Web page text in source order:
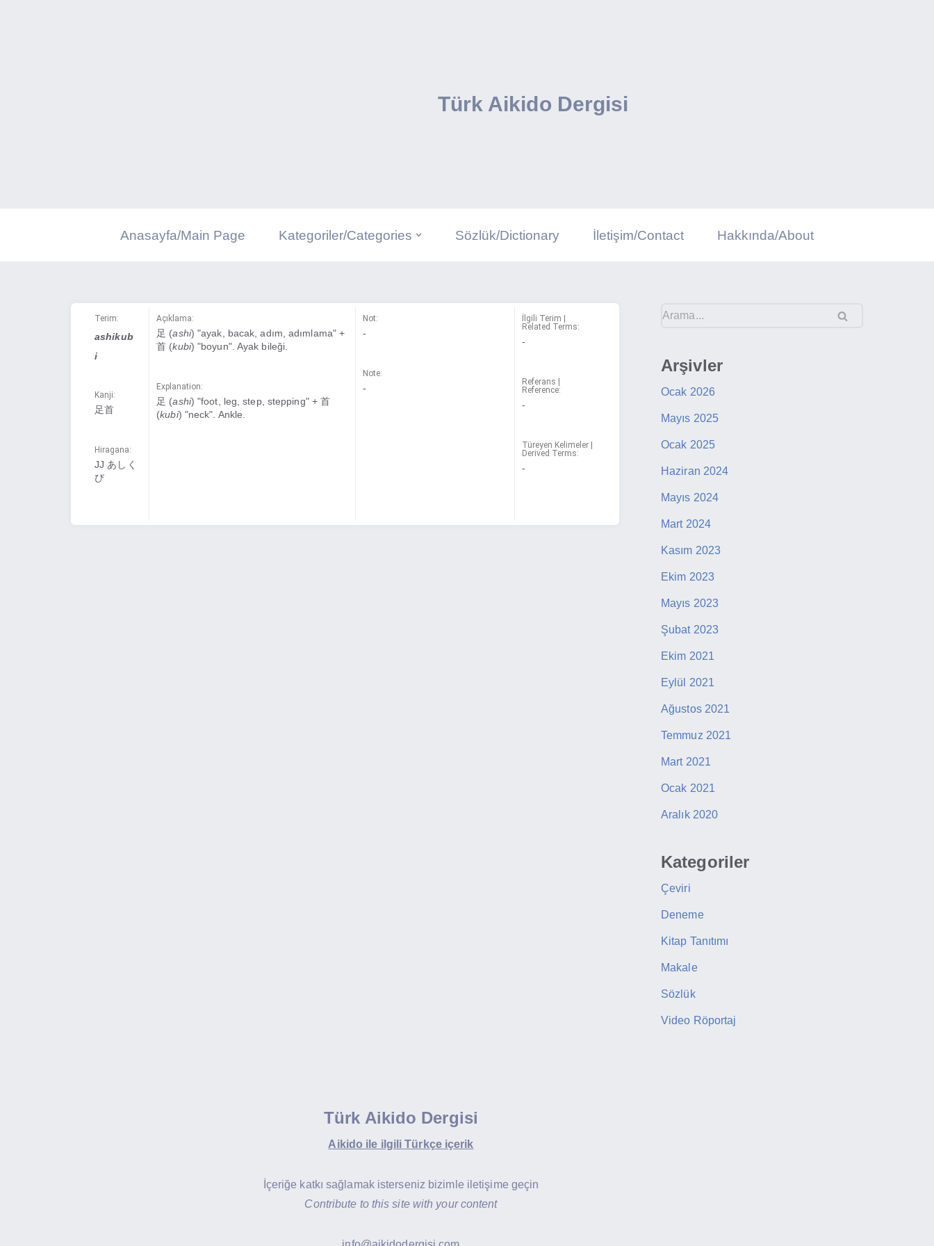
Türk Aikido Dergisi
Anasayfa/Main Page Kategoriler/Categories Sözlük/Dictionary İletişim/Contact Hakkında/About
Terim:
ashikub
i
Kanji:
足首
Hiragana:
JJ あしく
び
Açıklama:
足 (ashi) "ayak, bacak, adım, adımlama" +
首 (kubi) "boyun". Ayak bileği.
Explanation:
足 (ashi) "foot, leg, step, stepping" + 首
(kubi) "neck". Ankle.
Not:
-
Note:
-
İlgili Terim |
Related Terms:
-
Referans |
Reference:
-
Türeyen Kelimeler |
Derived Terms:
-
Arşivler
Ocak 2026
Mayıs 2025
Ocak 2025
Haziran 2024
Mayıs 2024
Mart 2024
Kasım 2023
Ekim 2023
Mayıs 2023
Şubat 2023
Ekim 2021
Eylül 2021
Ağustos 2021
Temmuz 2021
Mart 2021
Ocak 2021
Aralık 2020
Kategoriler
Çeviri
Deneme
Kitap Tanıtımı
Makale
Sözlük
Video Röportaj
Türk Aikido Dergisi
Aikido ile ilgili Türkçe içerik
İçeriğe katkı sağlamak isterseniz bizimle iletişime geçin
Contribute to this site with your content